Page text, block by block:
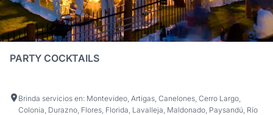
PARTY COCKTAILS
Brinda servicios en: Montevideo, Artigas, Canelones, Cerro Largo,
Colonia, Durazno, Flores, Florida, Lavalleja, Maldonado, Paysandú, Río